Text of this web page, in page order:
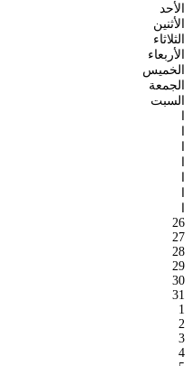
الأحد
الأثنين
الثلاثاء
الأربعاء
الخميس
الجمعة
السبت
ا
ا
ا
ا
ا
ا
ا
26
27
28
29
30
31
1
2
3
4